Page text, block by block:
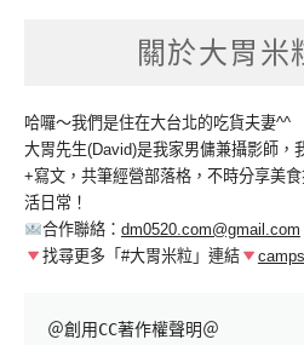
關於大胃米
哈囉～我們是住在大台北的吃貨夫妻^^
大胃先生(David)是我家男傭兼攝影師，
+寫文，共筆經營部落格，不時分享美
活日常！
合作聯絡： dm0520.com@gmail.com
找尋更多「#大胃米粒」連結
＠創用CC著作權聲明＠